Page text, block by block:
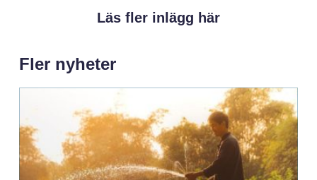
Läs fler inlägg här
Fler nyheter